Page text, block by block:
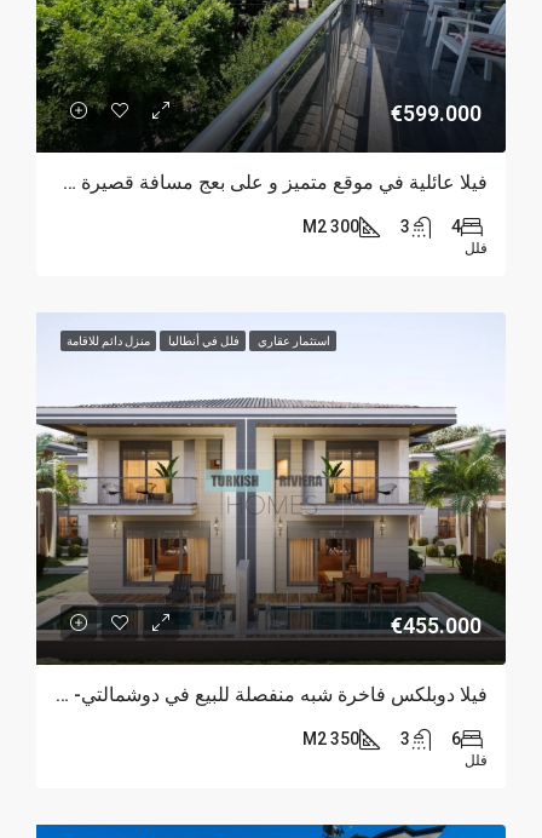
€599.000
فيلا عائلية في موقع متميز و على بعج مسافة قصيرة من البحر في كونيالتي – أنطاليا
4
3
300 M2
فلل
استثمار عقاري فلل في أنطاليا منزل دائم للاقامة
€455.000
فيلا دوبلكس فاخرة شبه منفصلة للبيع في دوشمالتي- أنطاليا
6
3
350 M2
فلل